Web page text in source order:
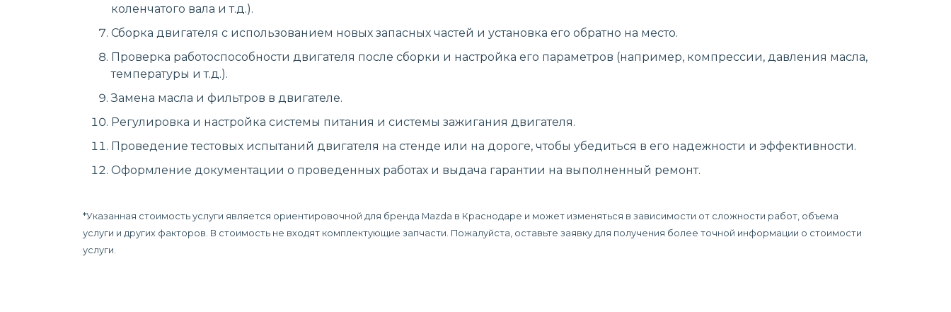
коленчатого вала и т.д.).
Сборка двигателя с использованием новых запасных частей и установка его обратно на место.
Проверка работоспособности двигателя после сборки и настройка его параметров (например, компрессии, давления масла,
температуры и т.д.).
Замена масла и фильтров в двигателе.
Регулировка и настройка системы питания и системы зажигания двигателя.
Проведение тестовых испытаний двигателя на стенде или на дороге, чтобы убедиться в его надежности и эффективности.
Оформление документации о проведенных работах и выдача гарантии на выполненный ремонт.
*Указанная стоимость услуги является ориентировочной для бренда Mazda в Краснодаре и может изменяться в зависимости от сложности работ, объема
услуги и других факторов. В стоимость не входят комплектующие запчасти. Пожалуйста, оставьте заявку для получения более точной информации о стоимости
услуги.